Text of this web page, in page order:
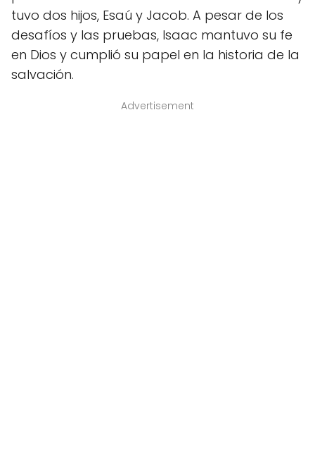
tuvo dos hijos, Esaú y Jacob. A pesar de los
desafíos y las pruebas, Isaac mantuvo su fe
en Dios y cumplió su papel en la historia de la
salvación.
Advertisement